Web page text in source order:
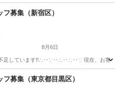
募集（新宿区）
8月6日
ています!!∴‥∵‥∴‥∴‥∵ 現在、お客様から多
スタッフ
募集（東京都目黒区）